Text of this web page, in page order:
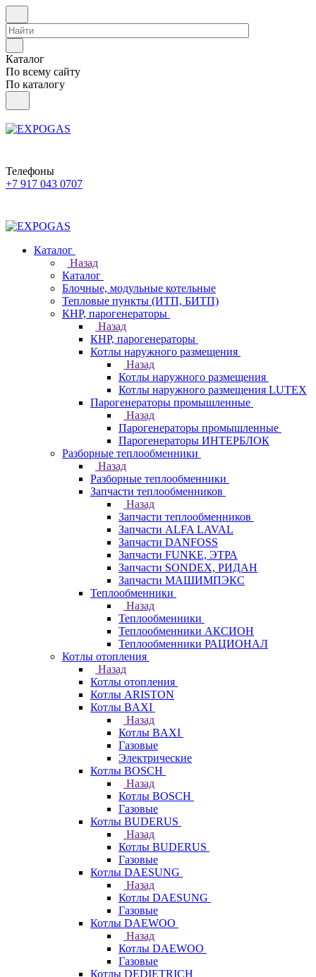
Каталог
По всему сайту
По каталогу
Телефоны
+7 917 043 0707
Каталог
Назад
Каталог
Блочные, модульные котельные
Тепловые пункты (ИТП, БИТП)
КНР, парогенераторы
Назад
КНР, парогенераторы
Котлы наружного размещения
Назад
Котлы наружного размещения
Котлы наружного размещения LUTEX
Парогенераторы промышленные
Назад
Парогенераторы промышленные
Парогенераторы ИНТЕРБЛОК
Разборные теплообменники
Назад
Разборные теплообменники
Запчасти теплообменников
Назад
Запчасти теплообменников
Запчасти ALFA LAVAL
Запчасти DANFOSS
Запчасти FUNKE, ЭТРА
Запчасти SONDEX, РИДАН
Запчасти МАШИМПЭКС
Теплообменники
Назад
Теплообменники
Теплообменники АКСИОН
Теплообменники РАЦИОНАЛ
Котлы отопления
Назад
Котлы отопления
Котлы ARISTON
Котлы BAXI
Назад
Котлы BAXI
Газовые
Электрические
Котлы BOSCH
Назад
Котлы BOSCH
Газовые
Котлы BUDERUS
Назад
Котлы BUDERUS
Газовые
Котлы DAESUNG
Назад
Котлы DAESUNG
Газовые
Котлы DAEWOO
Назад
Котлы DAEWOO
Газовые
Котлы DEDIETRICH